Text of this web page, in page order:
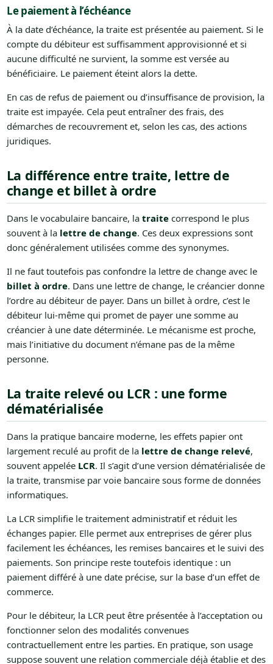
Le paiement à l’échéance
À la date d’échéance, la traite est présentée au paiement. Si le
compte du débiteur est suffisamment approvisionné et si
aucune difficulté ne survient, la somme est versée au
bénéficiaire. Le paiement éteint alors la dette.
En cas de refus de paiement ou d’insuffisance de provision, la
traite est impayée. Cela peut entraîner des frais, des
démarches de recouvrement et, selon les cas, des actions
juridiques.
La différence entre traite, lettre de
change et billet à ordre
Dans le vocabulaire bancaire, la traitecorrespond le plus
souvent à la lettre de change. Ces deux expressions sont
donc généralement utilisées comme des synonymes.
Il ne faut toutefois pas confondre la lettre de change avec le
billet à ordre. Dans une lettre de change, le créancier donne
l’ordre au débiteur de payer. Dans un billet à ordre, c’est le
débiteur lui-même qui promet de payer une somme au
créancier à une date déterminée. Le mécanisme est proche,
mais l’initiative du document n’émane pas de la même
personne.
La traite relevé ou LCR : une forme
dématérialisée
Dans la pratique bancaire moderne, les effets papier ont
largement reculé au profit de la lettre de change relevé,
souvent appelée LCR. Il s’agit d’une version dématérialisée de
la traite, transmise par voie bancaire sous forme de données
informatiques.
La LCR simplifie le traitement administratif et réduit les
échanges papier. Elle permet aux entreprises de gérer plus
facilement les échéances, les remises bancaires et le suivi des
paiements. Son principe reste toutefois identique : un
paiement différé à une date précise, sur la base d’un effet de
commerce.
Pour le débiteur, la LCR peut être présentée à l’acceptation ou
fonctionner selon des modalités convenues
contractuellement entre les parties. En pratique, son usage
suppose souvent une relation commerciale déjà établie et des